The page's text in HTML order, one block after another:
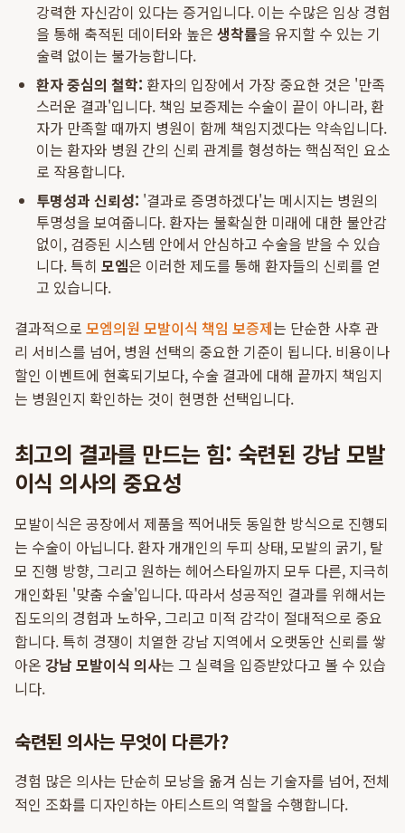
강력한 자신감이 있다는 증거입니다. 이는 수많은 임상 경험
을 통해 축적된 데이터와 높은 생착률을 유지할 수 있는 기
술력 없이는 불가능합니다.
환자 중심의 철학: 환자의 입장에서 가장 중요한 것은 '만족
스러운 결과'입니다. 책임 보증제는 수술이 끝이 아니라, 환
자가 만족할 때까지 병원이 함께 책임지겠다는 약속입니다.
이는 환자와 병원 간의 신뢰 관계를 형성하는 핵심적인 요소
로 작용합니다.
투명성과 신뢰성: '결과로 증명하겠다'는 메시지는 병원의
투명성을 보여줍니다. 환자는 불확실한 미래에 대한 불안감
없이, 검증된 시스템 안에서 안심하고 수술을 받을 수 있습
니다. 특히 모엠은 이러한 제도를 통해 환자들의 신뢰를 얻
고 있습니다.
결과적으로 모엠의원 모발이식 책임 보증제는 단순한 사후 관
리 서비스를 넘어, 병원 선택의 중요한 기준이 됩니다. 비용이나
할인 이벤트에 현혹되기보다, 수술 결과에 대해 끝까지 책임지
는 병원인지 확인하는 것이 현명한 선택입니다.
최고의 결과를 만드는 힘: 숙련된 강남 모발
이식 의사의 중요성
모발이식은 공장에서 제품을 찍어내듯 동일한 방식으로 진행되
는 수술이 아닙니다. 환자 개개인의 두피 상태, 모발의 굵기, 탈
모 진행 방향, 그리고 원하는 헤어스타일까지 모두 다른, 지극히
개인화된 '맞춤 수술'입니다. 따라서 성공적인 결과를 위해서는
집도의의 경험과 노하우, 그리고 미적 감각이 절대적으로 중요
합니다. 특히 경쟁이 치열한 강남 지역에서 오랫동안 신뢰를 쌓
아온 강남 모발이식 의사는 그 실력을 입증받았다고 볼 수 있습
니다.
숙련된 의사는 무엇이 다른가?
경험 많은 의사는 단순히 모낭을 옮겨 심는 기술자를 넘어, 전체
적인 조화를 디자인하는 아티스트의 역할을 수행합니다.